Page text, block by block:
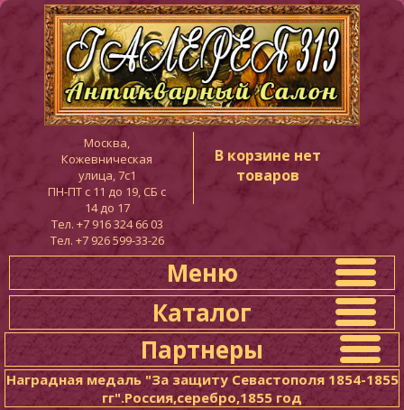
Москва,
Кожевническая
улица, 7с1
ПН-ПТ c 11 до 19, СБ с
14 до 17
Тел. +7 916 324 66 03
Тел. +7 926 599-33-26
В корзине нет
товаров
Меню
Каталог
Партнеры
Наградная медаль "За защиту Севастополя 1854-1855
гг".Россия,серебро,1855 год